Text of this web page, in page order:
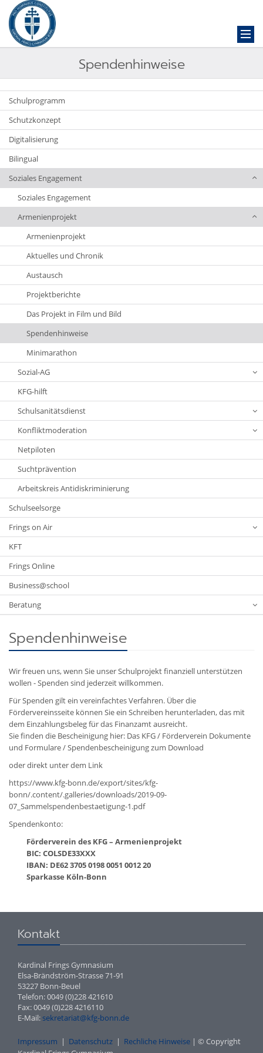
Spendenhinweise
Schulprogramm
Schutzkonzept
Digitalisierung
Bilingual
Soziales Engagement
Soziales Engagement
Armenienprojekt
Armenienprojekt
Aktuelles und Chronik
Austausch
Projektberichte
Das Projekt in Film und Bild
Spendenhinweise
Minimarathon
Sozial-AG
KFG-hilft
Schulsanitätsdienst
Konfliktmoderation
Netpiloten
Suchtprävention
Arbeitskreis Antidiskriminierung
Schulseelsorge
Frings on Air
KFT
Frings Online
Business@school
Beratung
Spendenhinweise
Wir freuen uns, wenn Sie unser Schulprojekt finanziell unterstützen
wollen - Spenden sind jederzeit willkommen.
Für Spenden gilt ein vereinfachtes Verfahren. Über die
Fördervereinsseite können Sie ein Schreiben herunterladen, das mit
dem Einzahlungsbeleg für das Finanzamt ausreicht.
Sie finden die Bescheinigung hier: Das KFG / Förderverein Dokumente
und Formulare / Spendenbescheinigung zum Download
oder direkt unter dem Link
https://www.kfg-bonn.de/export/sites/kfg-
bonn/.content/.galleries/downloads/2019-09-
07_Sammelspendenbestaetigung-1.pdf
Spendenkonto:
Förderverein des KFG – Armenienprojekt
BIC: COLSDE33XXX
IBAN: DE62 3705 0198 0051 0012 20
Sparkasse Köln-Bonn
Kontakt
Kardinal Frings Gymnasium
Elsa-Brändström-Strasse 71-91
53227 Bonn-Beuel
Telefon: 0049 (0)228 421610
Fax: 0049 (0)228 4216110
E-Mail: sekretariat@kfg-bonn.de
Impressum | Datenschutz | Rechliche Hinweise | © Copyright